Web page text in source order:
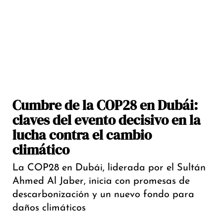
Cumbre de la COP28 en Dubái:
claves del evento decisivo en la
lucha contra el cambio
climático
La COP28 en Dubái, liderada por el Sultán
Ahmed Al Jaber, inicia con promesas de
descarbonización y un nuevo fondo para
daños climáticos